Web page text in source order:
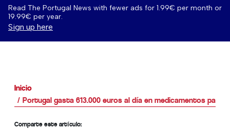
Read The Portugal News with fewer ads for 1.99€ per month or
19.99€ per year.
Sign up here
Inicio
Portugal gasta 613.000 euros al día en medicamentos para
Comparte este artículo: